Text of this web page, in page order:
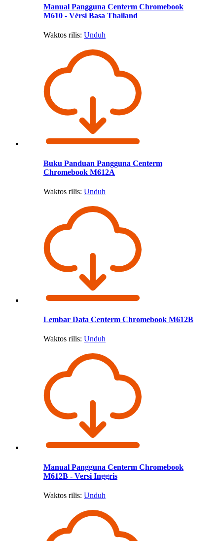
Manual Pangguna Centerm Chromebook
M610 - Vérsi Basa Thailand
Waktos rilis: Unduh
Buku Panduan Pangguna Centerm
Chromebook M612A
Waktos rilis: Unduh
Lembar Data Centerm Chromebook M612B
Waktos rilis: Unduh
Manual Pangguna Centerm Chromebook
M612B - Versi Inggris
Waktos rilis: Unduh